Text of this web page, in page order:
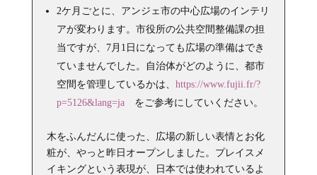
2ケ月ごとに、アンジェ市の中心広場のインテリ
アが変わります。市役所の公共空間整備課の担
当ですが、7月1日になっても広場の準備はでき
ていませんでした。自治体がどのように、都市
空間を管理しているかは、 https://www.fujii.fr/?
p=5126&lang=jaをご参考にしていください。
木をふんだんに使った、広場の新しい表情とお化
粧が、やっと昨日オープンしました。プレイスメ
イキングという表現が、日本では使われているよ